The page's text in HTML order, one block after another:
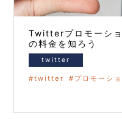
Twitterプロモーショ
の料金を知ろう
twitter
twitter プロモーショ